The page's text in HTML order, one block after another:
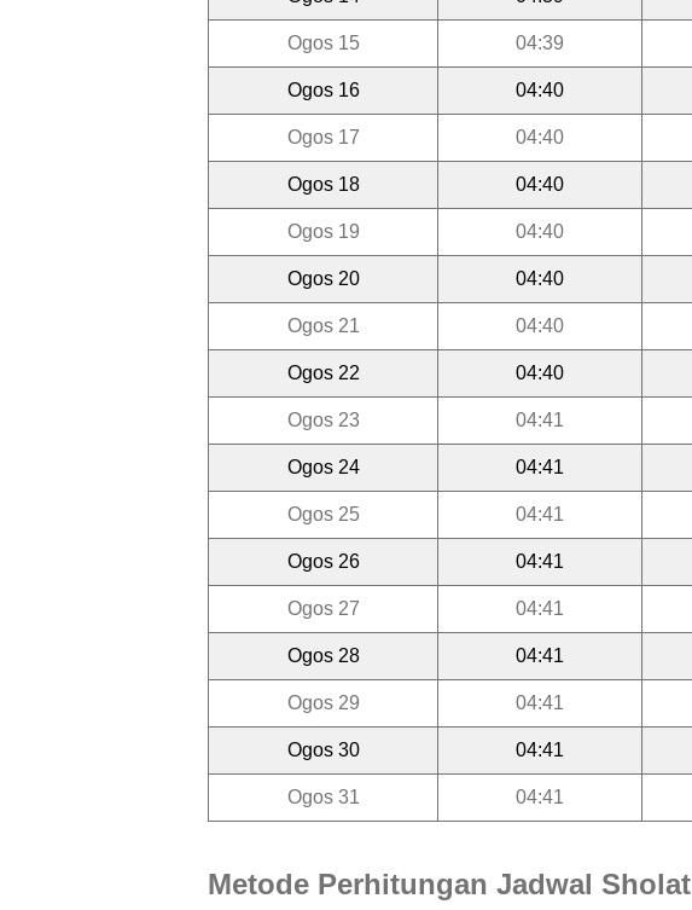
Ogos 15 04:39
Ogos 16 04:40
Ogos 17 04:40
Ogos 18 04:40
Ogos 19 04:40
Ogos 20 04:40
Ogos 21 04:40
Ogos 22 04:40
Ogos 23 04:41
Ogos 24 04:41
Ogos 25 04:41
Ogos 26 04:41
Ogos 27 04:41
Ogos 28 04:41
Ogos 29 04:41
Ogos 30 04:41
Ogos 31 04:41
Metode Perhitungan Jadwal Sholat